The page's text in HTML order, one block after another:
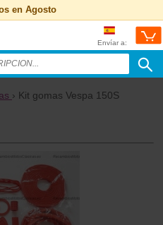
en Agosto
Envíar a:
› Kit gomas Vespa 150S